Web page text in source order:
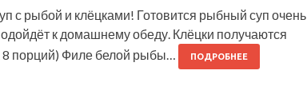
с рыбой и клёцками! Готовится рыбный суп очень
к домашнему обеду. Клёцки получаются
8 порций) Филе белой рыбы…
ПОДРОБНЕЕ